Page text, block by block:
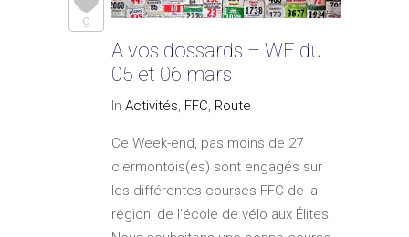
9
A vos dossards – WE du
05 et 06 mars
In Activités, FFC, Route
Ce Week-end, pas moins de 27
clermontois(es) sont engagés sur
les différentes courses FFC de la
région, de l'école de vélo aux Élites.